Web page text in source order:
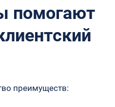
помогают
преимуществ: